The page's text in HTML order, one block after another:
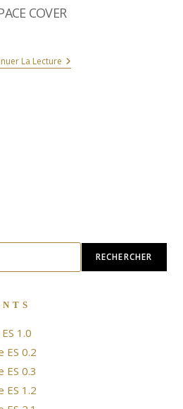
COVER
La Lecture
RECHERCHER
1.0
ES 0.2
ES 0.3
ES 1.2